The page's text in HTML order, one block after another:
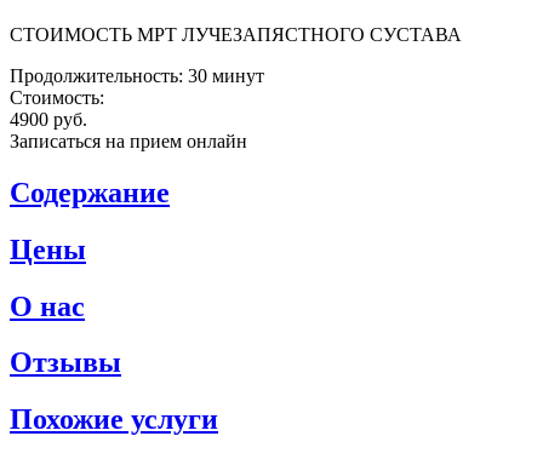
СТОИМОСТЬ МРТ ЛУЧЕЗАПЯСТНОГО СУСТАВА
Продолжительность: 30 минут
Стоимость:
4900 руб.
Записаться на прием онлайн
Содержание
Цены
О нас
Отзывы
Похожие услуги